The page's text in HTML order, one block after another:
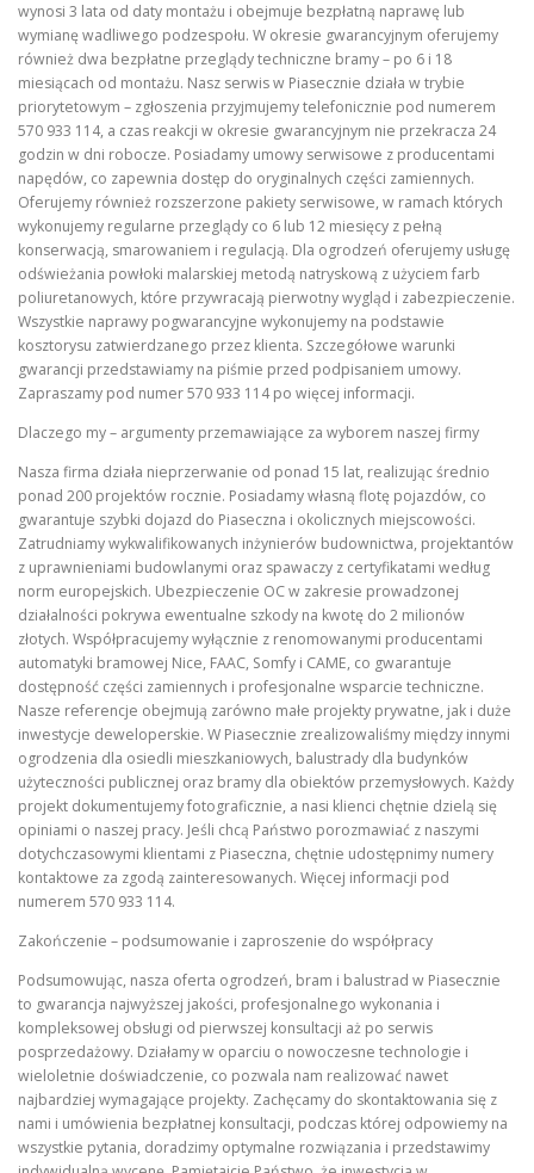
wynosi 3 lata od daty montażu i obejmuje bezpłatną naprawę lub
wymianę wadliwego podzespołu. W okresie gwarancyjnym oferujemy
również dwa bezpłatne przeglądy techniczne bramy – po 6 i 18
miesiącach od montażu. Nasz serwis w Piasecznie działa w trybie
priorytetowym – zgłoszenia przyjmujemy telefonicznie pod numerem
570 933 114, a czas reakcji w okresie gwarancyjnym nie przekracza 24
godzin w dni robocze. Posiadamy umowy serwisowe z producentami
napędów, co zapewnia dostęp do oryginalnych części zamiennych.
Oferujemy również rozszerzone pakiety serwisowe, w ramach których
wykonujemy regularne przeglądy co 6 lub 12 miesięcy z pełną
konserwacją, smarowaniem i regulacją. Dla ogrodzeń oferujemy usługę
odświeżania powłoki malarskiej metodą natryskową z użyciem farb
poliuretanowych, które przywracają pierwotny wygląd i zabezpieczenie.
Wszystkie naprawy pogwarancyjne wykonujemy na podstawie
kosztorysu zatwierdzanego przez klienta. Szczegółowe warunki
gwarancji przedstawiamy na piśmie przed podpisaniem umowy.
Zapraszamy pod numer 570 933 114 po więcej informacji.
Dlaczego my – argumenty przemawiające za wyborem naszej firmy
Nasza firma działa nieprzerwanie od ponad 15 lat, realizując średnio
ponad 200 projektów rocznie. Posiadamy własną flotę pojazdów, co
gwarantuje szybki dojazd do Piaseczna i okolicznych miejscowości.
Zatrudniamy wykwalifikowanych inżynierów budownictwa, projektantów
z uprawnieniami budowlanymi oraz spawaczy z certyfikatami według
norm europejskich. Ubezpieczenie OC w zakresie prowadzonej
działalności pokrywa ewentualne szkody na kwotę do 2 milionów
złotych. Współpracujemy wyłącznie z renomowanymi producentami
automatyki bramowej Nice, FAAC, Somfy i CAME, co gwarantuje
dostępność części zamiennych i profesjonalne wsparcie techniczne.
Nasze referencje obejmują zarówno małe projekty prywatne, jak i duże
inwestycje deweloperskie. W Piasecznie zrealizowaliśmy między innymi
ogrodzenia dla osiedli mieszkaniowych, balustrady dla budynków
użyteczności publicznej oraz bramy dla obiektów przemysłowych. Każdy
projekt dokumentujemy fotograficznie, a nasi klienci chętnie dzielą się
opiniami o naszej pracy. Jeśli chcą Państwo porozmawiać z naszymi
dotychczasowymi klientami z Piaseczna, chętnie udostępnimy numery
kontaktowe za zgodą zainteresowanych. Więcej informacji pod
numerem 570 933 114.
Zakończenie – podsumowanie i zaproszenie do współpracy
Podsumowując, nasza oferta ogrodzeń, bram i balustrad w Piasecznie
to gwarancja najwyższej jakości, profesjonalnego wykonania i
kompleksowej obsługi od pierwszej konsultacji aż po serwis
posprzedażowy. Działamy w oparciu o nowoczesne technologie i
wieloletnie doświadczenie, co pozwala nam realizować nawet
najbardziej wymagające projekty. Zachęcamy do skontaktowania się z
nami i umówienia bezpłatnej konsultacji, podczas której odpowiemy na
wszystkie pytania, doradzimy optymalne rozwiązania i przedstawimy